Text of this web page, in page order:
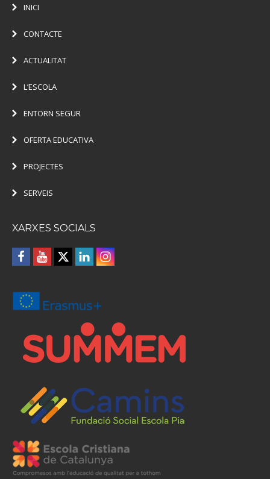
INICI
CONTACTE
ACTUALITAT
L’ESCOLA
ENTORN SEGUR
OFERTA EDUCATIVA
PROJECTES
SERVEIS
XARXES SOCIALS